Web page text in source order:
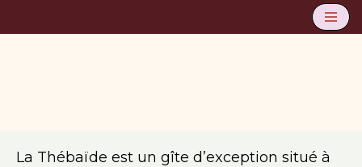
La Thébaïde est un gîte d’exception situé à